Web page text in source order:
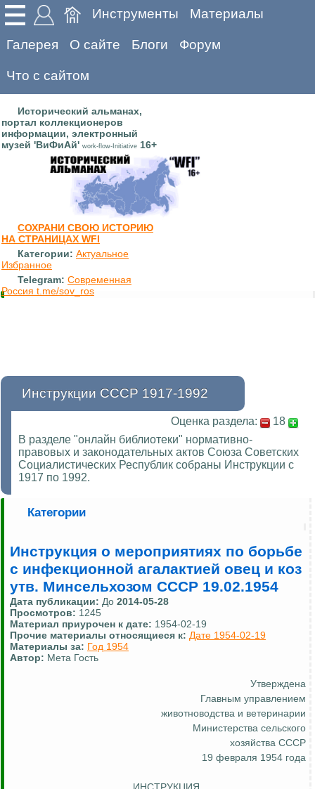
Инструменты Материалы
Галерея О сайте Блоги Форум
Что с сайтом
Исторический альманах,
портал коллекционеров
информации, электронный
музей 'ВиФиАй' work-flow-Initiative 16+
СОХРАНИ СВОЮ ИСТОРИЮ
НА СТРАНИЦАХ WFI
Категории: Актуальное
Избранное
Telegram: Современная
Россия t.me/sov_ros
Инструкции СССР 1917-1992
Оценка раздела:
18
В разделе "онлайн библиотеки" нормативно-
правовых и законодательных актов Союза Советских
Социалистических Республик собраны Инструкции с
1917 по 1992.
Категории
Инструкция о мероприятиях по борьбе
с инфекционной агалактией овец и коз
утв. Минсельхозом СССР 19.02.1954
Дата публикации: До 2014-05-28
Просмотров: 1245
Материал приурочен к дате: 1954-02-19
Прочие материалы относящиеся к: Дате 1954-02-19
Материалы за: Год 1954
Автор: Мета Гость
Утверждена
Главным управлением
животноводства и ветеринарии
Министерства сельского
хозяйства СССР
19 февраля 1954 года